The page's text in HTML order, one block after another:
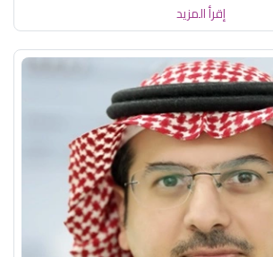
إقرأ المزيد